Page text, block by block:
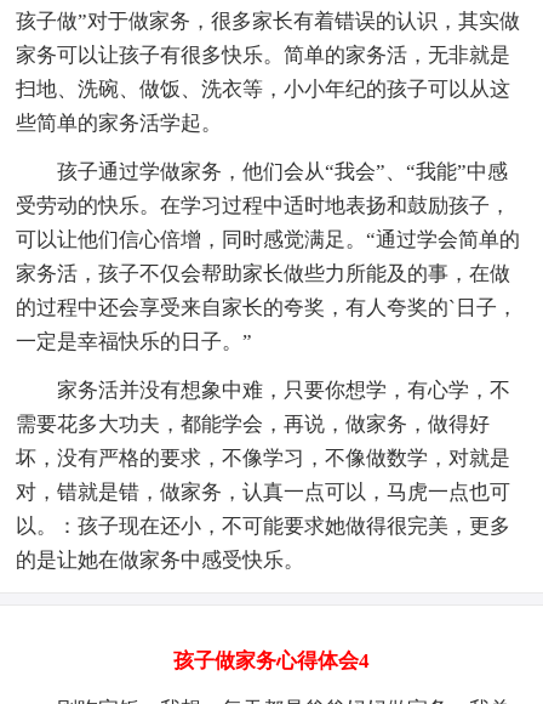
孩子做”对于做家务，很多家长有着错误的认识，其实做
家务可以让孩子有很多快乐。简单的家务活，无非就是
扫地、洗碗、做饭、洗衣等，小小年纪的孩子可以从这
些简单的家务活学起。
孩子通过学做家务，他们会从“我会”、“我能”中感
受劳动的快乐。在学习过程中适时地表扬和鼓励孩子，
可以让他们信心倍增，同时感觉满足。“通过学会简单的
家务活，孩子不仅会帮助家长做些力所能及的事，在做
的过程中还会享受来自家长的夸奖，有人夸奖的`日子，
一定是幸福快乐的日子。”
家务活并没有想象中难，只要你想学，有心学，不
需要花多大功夫，都能学会，再说，做家务，做得好
坏，没有严格的要求，不像学习，不像做数学，对就是
对，错就是错，做家务，认真一点可以，马虎一点也可
以。：孩子现在还小，不可能要求她做得很完美，更多
的是让她在做家务中感受快乐。
孩子做家务心得体会4